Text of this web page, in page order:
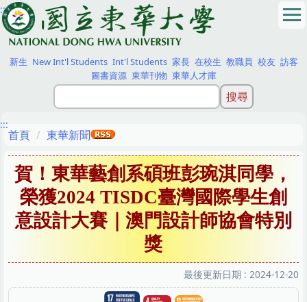
跳
到
主
要
內
:::
新生 New Int'l Students Int'l Students 家長 在校生 教職員 校友 訪客
圖書資源 東華刊物 東華人才庫
:::
首頁 東華新聞
賀！東華藝創系碩班彭琬淇同學，
榮獲2024 TISDC臺灣國際學生創
意設計大賽｜澳門設計師協會特別
獎
最後更新日期 : 2024-12-20